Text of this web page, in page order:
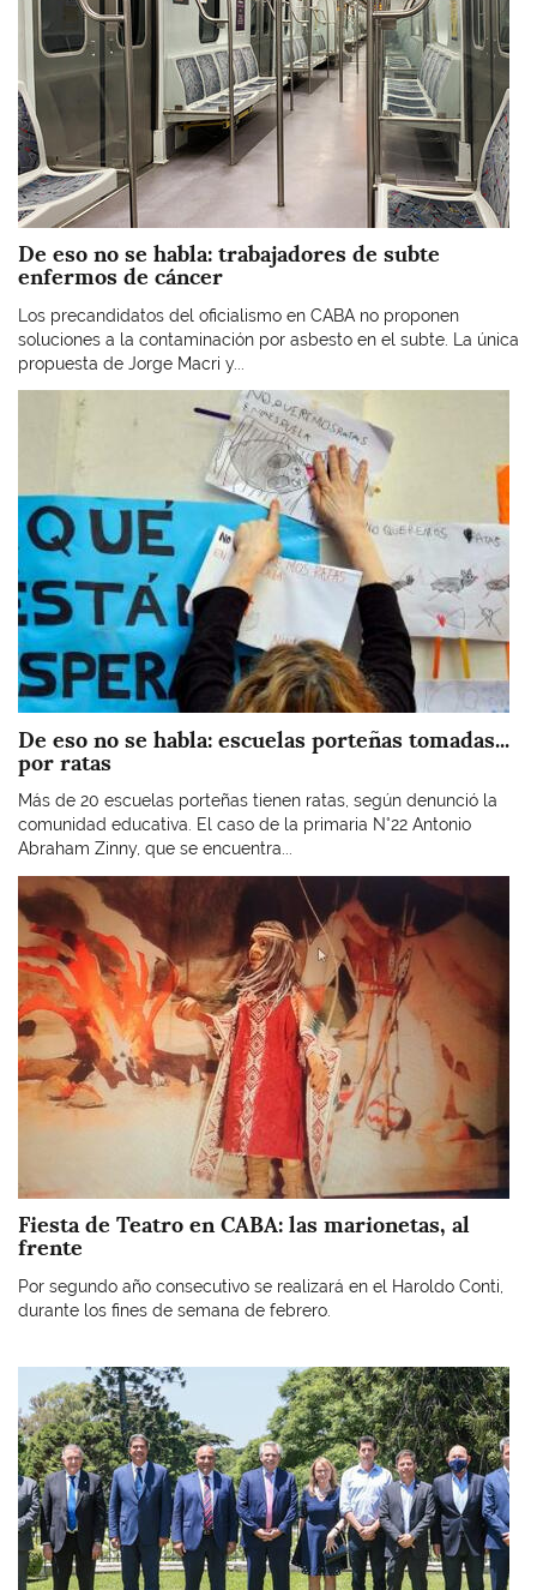
De eso no se habla: trabajadores de subte
enfermos de cáncer
Los precandidatos del oficialismo en CABA no proponen
soluciones a la contaminación por asbesto en el subte. La única
propuesta de Jorge Macri y...
De eso no se habla: escuelas porteñas tomadas...
por ratas
Más de 20 escuelas porteñas tienen ratas, según denunció la
comunidad educativa. El caso de la primaria N°22 Antonio
Abraham Zinny, que se encuentra...
Imagen
Fiesta de Teatro en CABA: las marionetas, al
frente
Por segundo año consecutivo se realizará en el Haroldo Conti,
durante los fines de semana de febrero.
Imagen